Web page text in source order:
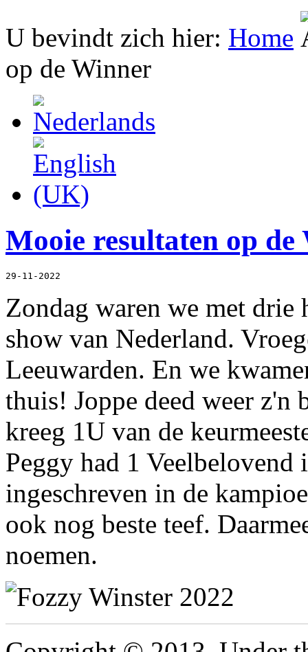
U bevindt zich hier: Home
op de Winner
Mooie resultaten op de
29-11-2022
Zondag waren we met drie
show van Nederland.
Leeuwarden. En we
thuis! Joppe deed weer z'n
kreeg 1U van de
Peggy had 1 Veelbelovend
ingeschreven in de
ook nog beste teef.
noemen.